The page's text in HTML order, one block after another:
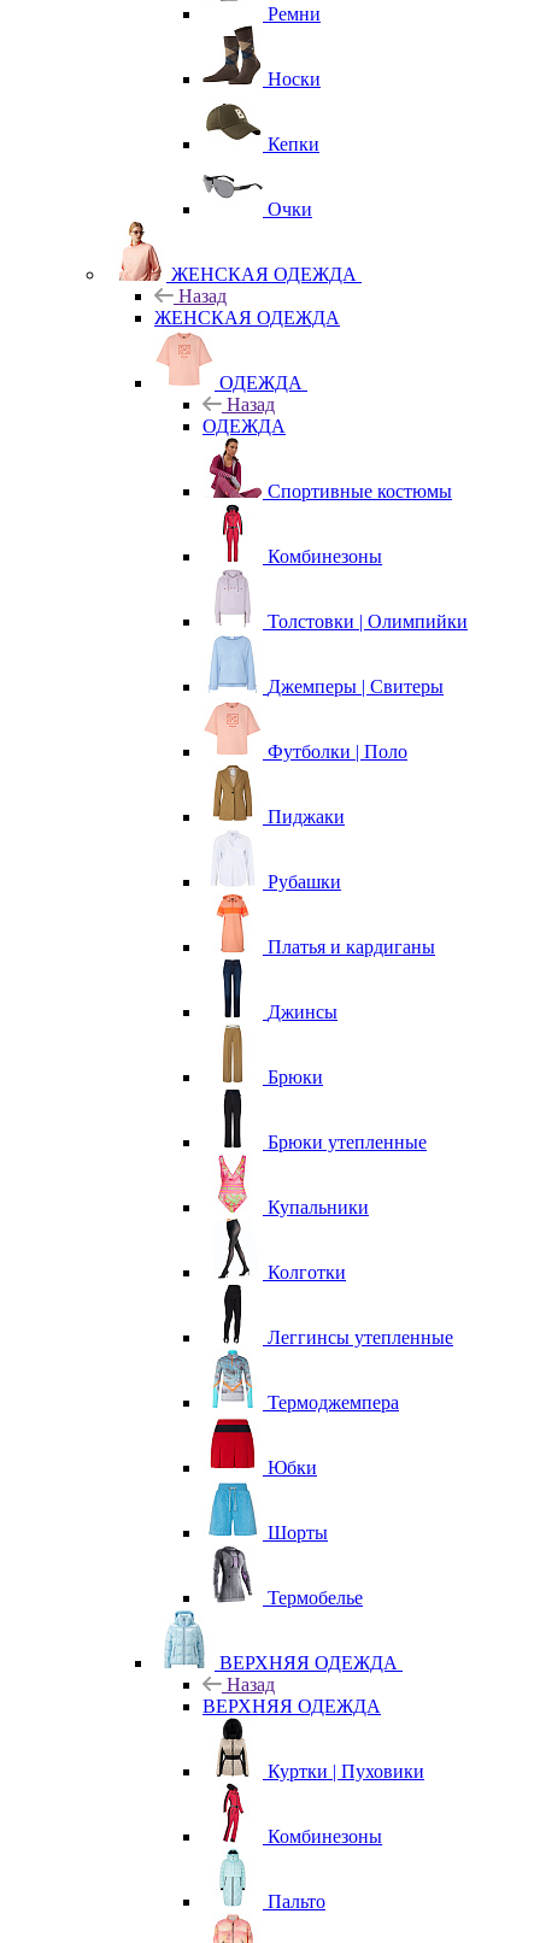
Ремни
Носки
Кепки
Очки
ЖЕНСКАЯ ОДЕЖДА
Назад
ЖЕНСКАЯ ОДЕЖДА
ОДЕЖДА
Назад
ОДЕЖДА
Спортивные костюмы
Комбинезоны
Толстовки | Олимпийки
Джемперы | Свитеры
Футболки | Поло
Пиджаки
Рубашки
Платья и кардиганы
Джинсы
Брюки
Брюки утепленные
Купальники
Колготки
Леггинсы утепленные
Термоджемпера
Юбки
Шорты
Термобелье
ВЕРХНЯЯ ОДЕЖДА
Назад
ВЕРХНЯЯ ОДЕЖДА
Куртки | Пуховики
Комбинезоны
Пальто